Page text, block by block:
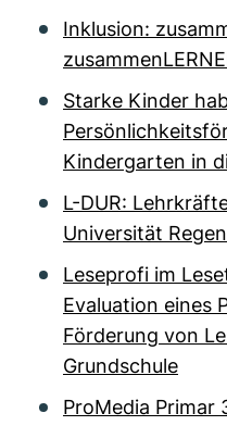
Inklusion:
Starke Kinder
Kindergarten in
L-DUR:
Universität
Leseprofi im
Evaluation eines
Förderung von
Grundschule
ProMedia Primar